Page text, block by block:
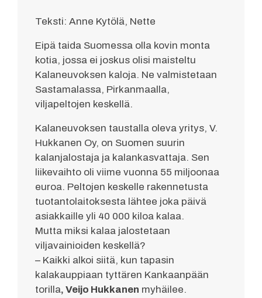
Teksti: Anne Kytölä, Nette
Eipä taida Suomessa olla kovin monta
kotia, jossa ei joskus olisi maisteltu
Kalaneuvoksen kaloja. Ne valmistetaan
Sastamalassa, Pirkanmaalla,
viljapeltojen keskellä.
Kalaneuvoksen taustalla oleva yritys, V.
Hukkanen Oy, on Suomen suurin
kalanjalostaja ja kalankasvattaja. Sen
liikevaihto oli viime vuonna 55 miljoonaa
euroa. Peltojen keskelle rakennetusta
tuotantolaitoksesta lähtee joka päivä
asiakkaille yli 40 000 kiloa kalaa.
Mutta miksi kalaa jalostetaan
viljavainioiden keskellä?
– Kaikki alkoi siitä, kun tapasin
kalakauppiaan tyttären Kankaanpään
torilla, Veijo Hukkanen myhäilee.